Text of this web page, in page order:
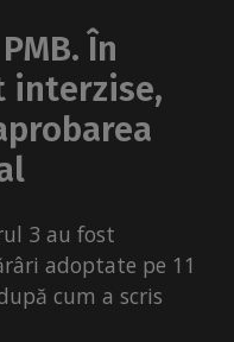
În
interzise,
3 au fost
adoptate pe 11
cum a scris